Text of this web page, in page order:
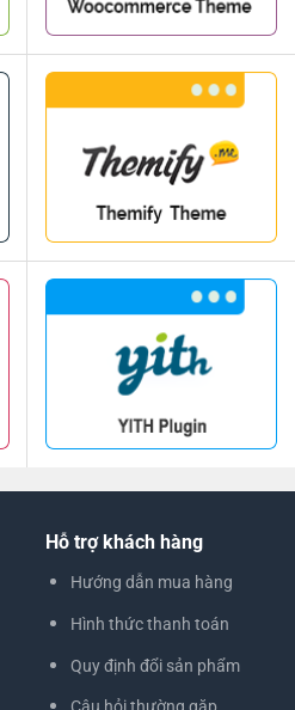
Hỗ trợ khách hàng
Hướng dẫn mua hàng
Hình thức thanh toán
Quy định đổi sản phẩm